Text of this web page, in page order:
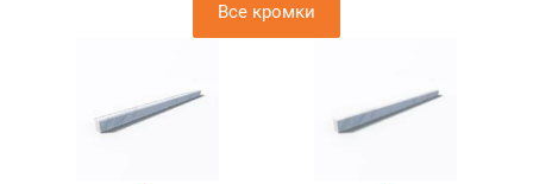
Все кромки